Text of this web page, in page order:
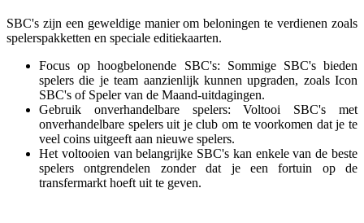
SBC's zijn een geweldige manier om beloningen te verdienen zoals
spelerspakketten en speciale editiekaarten.
Focus op hoogbelonende SBC's: Sommige SBC's bieden
spelers die je team aanzienlijk kunnen upgraden, zoals Icon
SBC's of Speler van de Maand-uitdagingen.
Gebruik onverhandelbare spelers: Voltooi SBC's met
onverhandelbare spelers uit je club om te voorkomen dat je te
veel coins uitgeeft aan nieuwe spelers.
Het voltooien van belangrijke SBC's kan enkele van de beste
spelers ontgrendelen zonder dat je een fortuin op de
transfermarkt hoeft uit te geven.